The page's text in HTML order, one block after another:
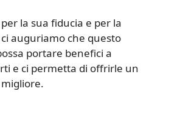
la sua fiducia e per la
auguriamo che questo
portare benefici a
e ci permetta di offrirle un